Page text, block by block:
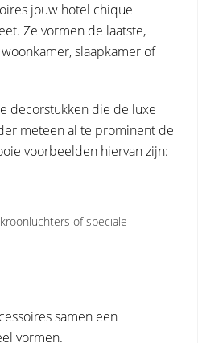
jouw hotel chique
Ze vormen de laatste,
slaapkamer of
decorstukken die de luxe
meteen al te prominent de
voorbeelden hiervan zijn:
of speciale
samen een
vormen.